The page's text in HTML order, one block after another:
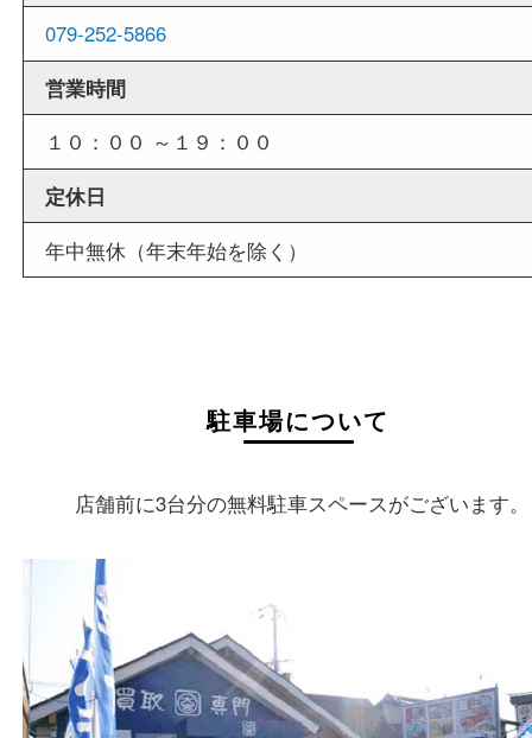
商品査定中の外出も出来ますので、査定中に用事
せていただくことも可能です。
店舗名
買取大吉 姫路花田店
住所
〒670-0255
兵庫県姫路市花田町小川55－3